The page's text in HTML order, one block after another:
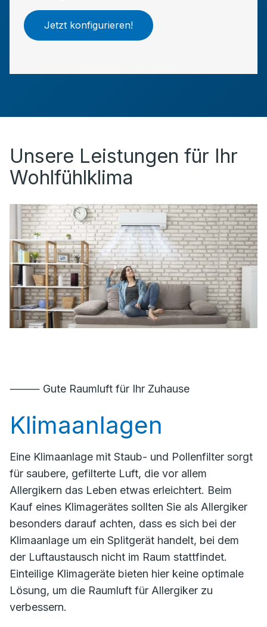
Jetzt konfigurieren!
Unsere Leistungen für Ihr
Wohlfühlklima
⸻ Gute Raumluft für Ihr Zuhause
Klimaanlagen
Eine Klimaanlage mit Staub- und Pollenfilter sorgt
für saubere, gefilterte Luft, die vor allem
Allergikern das Leben etwas erleichtert. Beim
Kauf eines Klimagerätes sollten Sie als Allergiker
besonders darauf achten, dass es sich bei der
Klimaanlage um ein Splitgerät handelt, bei dem
der Luftaustausch nicht im Raum stattfindet.
Einteilige Klimageräte bieten hier keine optimale
Lösung, um die Raumluft für Allergiker zu
verbessern.